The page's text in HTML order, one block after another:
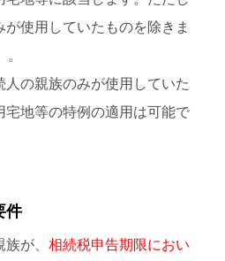
使用していたものを除きま
人の親族のみが使用していた
宅地等の特例の適用は可能で
件
が、 相続税申告期限におい